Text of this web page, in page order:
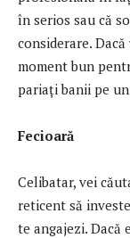
în serios sau că
considerare.
moment bun
pariați banii pe
Fecioară
Celibatar, vei
reticent să
te angajezi.